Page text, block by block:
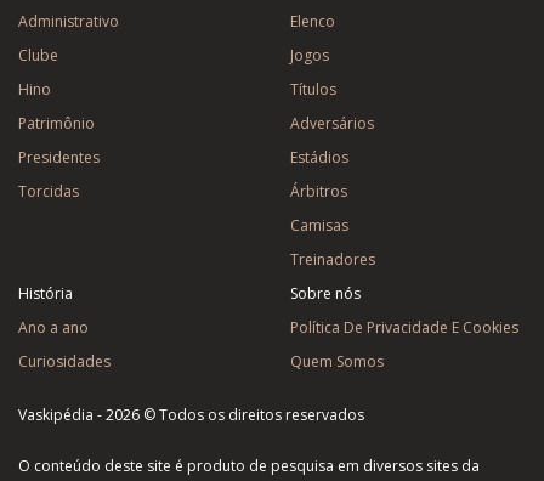
Administrativo
Clube
Hino
Patrimônio
Presidentes
Torcidas
Elenco
Jogos
Títulos
Adversários
Estádios
Árbitros
Camisas
Treinadores
História
Ano a ano
Curiosidades
Sobre nós
Política De Privacidade E Cookies
Quem Somos
Vaskipédia - 2026 © Todos os direitos reservados
O conteúdo deste site é produto de pesquisa em diversos sites da